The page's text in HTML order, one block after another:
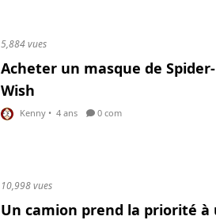
5,884 vues
Acheter un masque de
Wish
Kenny • 4 ans 0 com
10,998 vues
Un camion prend la priorité à